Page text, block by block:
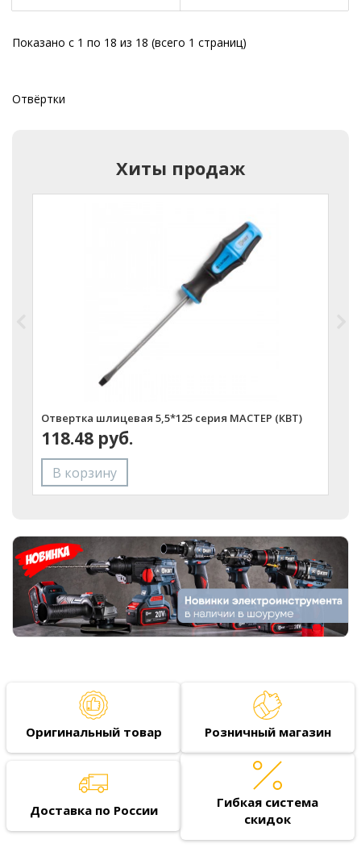
Показано с 1 по 18 из 18 (всего 1 страниц)
Отвёртки
Хиты продаж
Отвертка шлицевая 5,5*125 серия МАСТЕР (КВТ)
118.48 руб.
Оригинальный товар Розничный магазин
Доставка по России
Гибкая система
скидок